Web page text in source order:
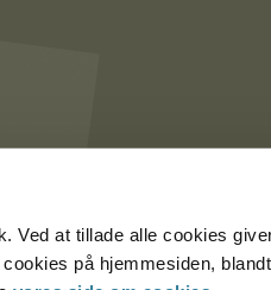
Ved at tillade alle cookies
på hjemmesiden,